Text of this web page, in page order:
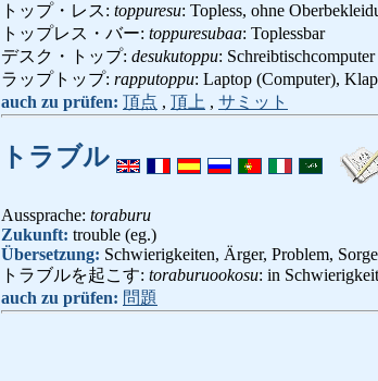
トップ・レス: toppuresu: Topless, ohne
トップレス・バー: toppuresubaa: Toplessbar
デスク・トップ: desukutoppu:
ラップトップ: rapputoppu: Laptop (Computer),
auch zu prüfen: 頂点 , 頂上 , サミット
トラブル
Aussprache: toraburu
Zukunft: trouble (eg.)
Übersetzung: Schwierigkeiten, Ärger, Problem, Sorge
トラブルを起こす: toraburuookosu: in
auch zu prüfen: 問題